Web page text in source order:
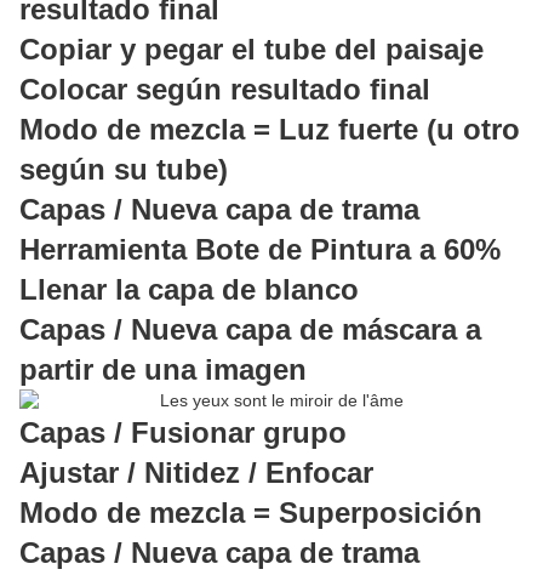
resultado final
Copiar y pegar el tube del paisaje
Colocar según resultado final
Modo de mezcla = Luz fuerte (u otro
según su tube)
Capas / Nueva capa de trama
Herramienta Bote de Pintura a 60%
Llenar la capa de blanco
Capas / Nueva capa de máscara a
partir de una imagen
Capas / Fusionar grupo
Ajustar / Nitidez / Enfocar
Modo de mezcla = Superposición
Capas / Nueva capa de trama